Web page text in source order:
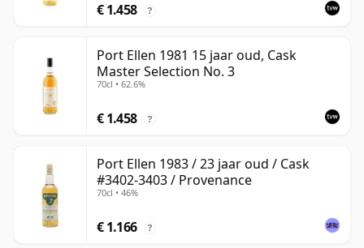
€ 1.458 ?
Port Ellen 1981 15 jaar oud, Cask
Master Selection No. 3
70cl • 62.6%
€ 1.458 ?
Port Ellen 1983 / 23 jaar oud / Cask
#3402-3403 / Provenance
70cl • 46%
€ 1.166 ?